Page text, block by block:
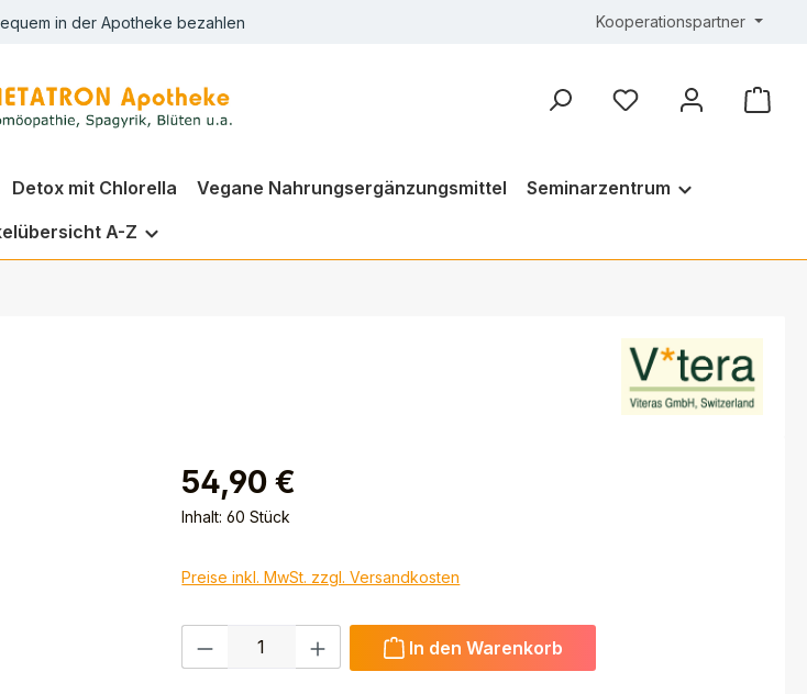
in der Apotheke bezahlen Kooperationspartner
Detox mit Chlorella Vegane Nahrungsergänzungsmittel
Seminarzentrum
A-Z
54,90 €
Inhalt:60 Stück
Preise inkl. MwSt. zzgl. Versandkosten
Produkt Anzahl: Gib den gewünschten Wert ein oder benutze die
In den Warenkorb